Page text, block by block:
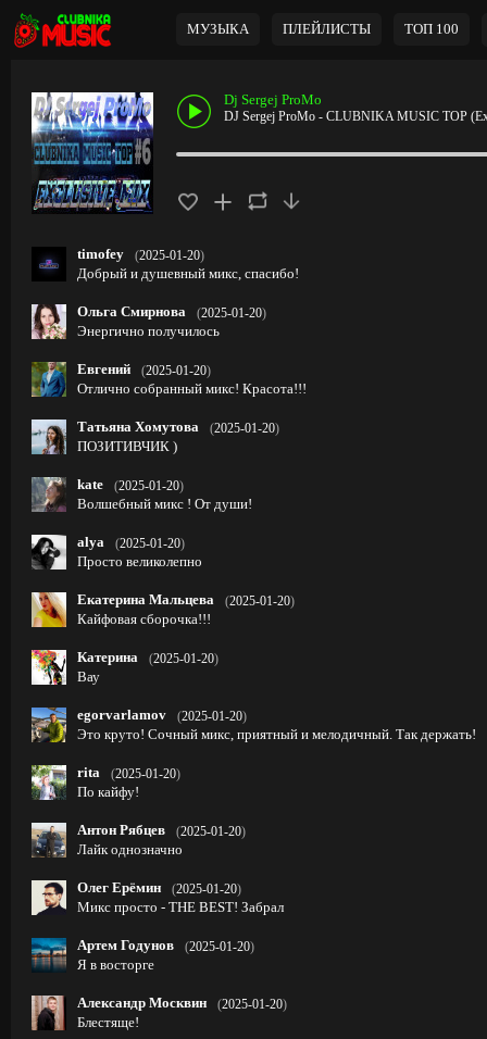
МУЗЫКА ПЛЕЙЛИСТЫ ТОП 100
Dj Sergej ProMo
DJ Sergej ProMo - CLUBNIKA MUSIC TOP
timofey (2025-01-20)
Добрый и душевный микс, спасибо!
Ольга Смирнова (2025-01-20)
Энергично получилось
Евгений (2025-01-20)
Отлично собранный микс! Красота!!!
Татьяна Хомутова (2025-01-20)
ПОЗИТИВЧИК )
kate (2025-01-20)
Волшебный микс ! От души!
alya (2025-01-20)
Просто великолепно
Екатерина Мальцева (2025-01-20)
Кайфовая сборочка!!!
Катерина (2025-01-20)
Вау
egorvarlamov (2025-01-20)
Это круто! Сочный микс, приятный и мелодичный. Так держать!
rita (2025-01-20)
По кайфу!
Антон Рябцев (2025-01-20)
Лайк однозначно
Олег Ерёмин (2025-01-20)
Микс просто - THE BEST! Забрал
Артем Годунов (2025-01-20)
Я в восторге
Александр Москвин (2025-01-20)
Блестяще!